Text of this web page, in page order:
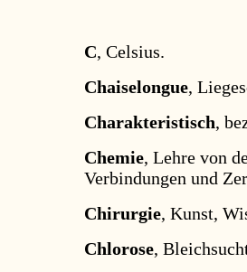
C, Celsius.
Chaiselongue,
Charakteristisch,
Chemie, Lehre von
Verbindungen und
Chirurgie, Kunst,
Chlorose,